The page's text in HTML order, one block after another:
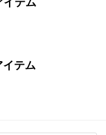
テム